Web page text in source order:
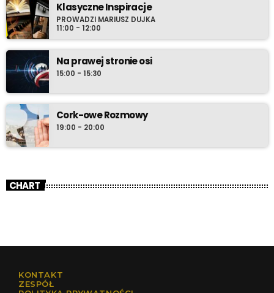
Klasyczne Inspiracje
PROWADZI MARIUSZ DUJKA
11:00 - 12:00
Na prawej stronie osi
15:00 - 15:30
Cork-owe Rozmowy
19:00 - 20:00
CHART
KONTAKT
ZESPÓŁ